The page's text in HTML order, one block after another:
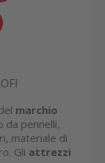
marchio
da pennelli,
materiale di
Gli attrezzi